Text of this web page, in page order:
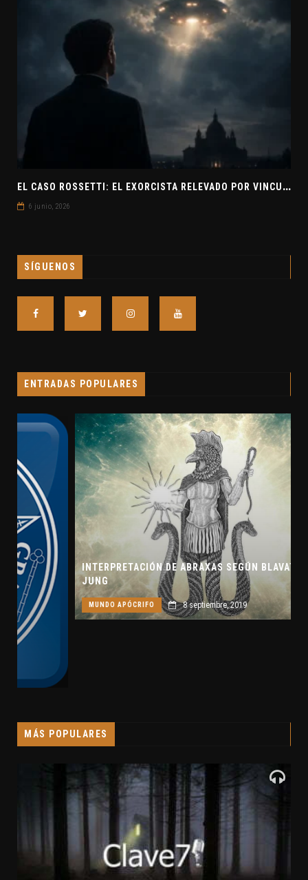
E
L CASO ROSSETTI: EL EXORCISTA RELEVADO POR VINCULAR OVNIS Y DEMONIOS
6 junio, 2026
SÍGUENOS
ENTRADAS POPULARES
INTERPRETACIÓN DE ABRAXAS SEGÚN BLAVATSKY Y
JUNG
MUNDO APÓCRIFO 8 septiembre, 2019
MÁS POPULARES